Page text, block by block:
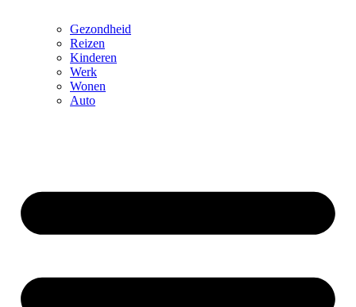
Gezondheid
Reizen
Kinderen
Werk
Wonen
Auto